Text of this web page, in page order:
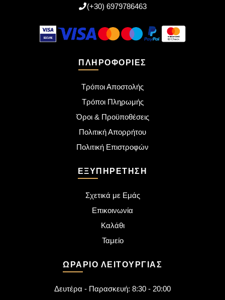
(+30) 6979786463
ΠΛΗΡΟΦΟΡΊΕΣ
Τρόποι Αποστολής
Τρόποι Πληρωμής
Όροι & Προϋποθέσεις
Πολιτική Απορρήτου
Πολιτική Επιστροφών
ΕΞΥΠΗΡΈΤΗΣΗ
Σχετικά με Εμάς
Επικοινωνία
Καλάθι
Ταμείο
ΩΡΆΡΙΟ ΛΕΙΤΟΥΡΓΊΑΣ
Δευτέρα - Παρασκευή: 8:30 - 20:00